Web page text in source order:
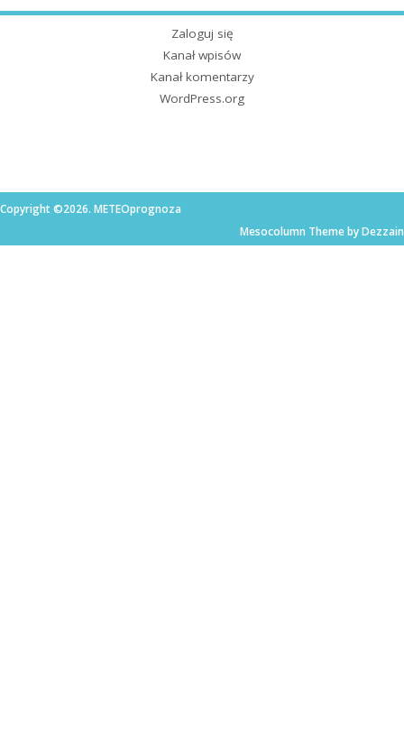
Zaloguj się
Kanał wpisów
Kanał komentarzy
WordPress.org
Copyright ©2026. METEOprognoza
Mesocolumn Theme by Dezzain